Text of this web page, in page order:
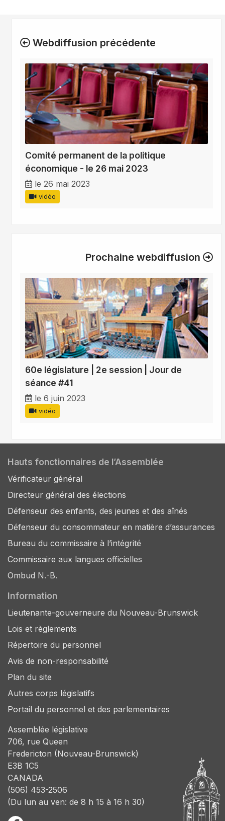
Webdiffusion précédente
Comité permanent de la politique
économique - le 26 mai 2023
le 26 mai 2023
vidéo
Prochaine webdiffusion
60e législature | 2e session | Jour de
séance #41
le 6 juin 2023
vidéo
Hauts fonctionnaires de l’Assemblée
Vérificateur général
Directeur général des élections
Défenseur des enfants, des jeunes et des aînés
Défenseur du consommateur en matière d’assurances
Bureau du commissaire à l’intégrité
Commissaire aux langues officielles
Ombud N.-B.
Information
Lieutenante-gouverneure du Nouveau-Brunswick
Lois et règlements
Répertoire du personnel
Avis de non-responsabilité
Plan du site
Autres corps législatifs
Portail du personnel et des parlementaires
Assemblée législative
706, rue Queen
Fredericton (Nouveau-Brunswick)
E3B 1C5
CANADA
(506) 453-2506
(Du lun au ven: de 8 h 15 à 16 h 30)